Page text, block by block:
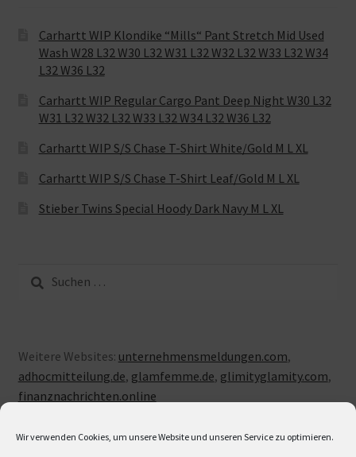
Wir verwenden Cookies, um unsere Website und unseren Service zu optimieren.
Carhartt WIP Klondike “Mills“ Pant Stretch Mid Used
Wash W28 L32 W30 L32 W31 L32 W32 L32 W33 L32 W34
L32 W36 L32
Carhartt WIP Regular Cargo Pant Deep Night W30 L32
W31 L32 W32 L32 W33 L32 W34 L32 W36 L32
Carhartt WIP S/S Chase T-Shirt White/Gold M L XL
Carhartt WIP S/S Chase T-Shirt Leaf/Gold M L XL
Stieber Twins Special Hoody Dark Navy M L XL
nach:
Weitere Websites: unternehmensmeldungen.com,
adhocmitteilung.de, glamfemme.de, glimityglamity.com,
finanznachrichten.online